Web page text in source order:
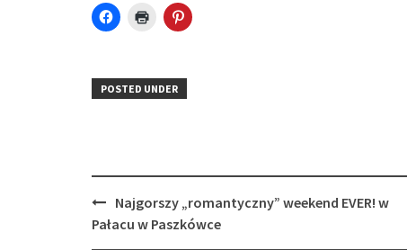
Click
to
in
new
Click
window)
Click
to
new
POSTED UNDER
Post
navigation
Najgorszy „romantyczny” weekend EVER! w
Pałacu w Paszkówce